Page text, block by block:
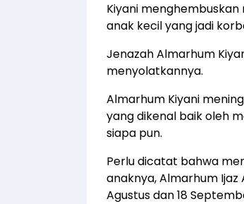
Kiyani
anak kecil yang jadi
Jenazah Almarhum
menyolatkannya.
Almarhum Kiyani
yang dikenal baik oleh
siapa pun.
Perlu dicatat bahwa
anaknya, Almarhum Ijaz
Agustus dan 18